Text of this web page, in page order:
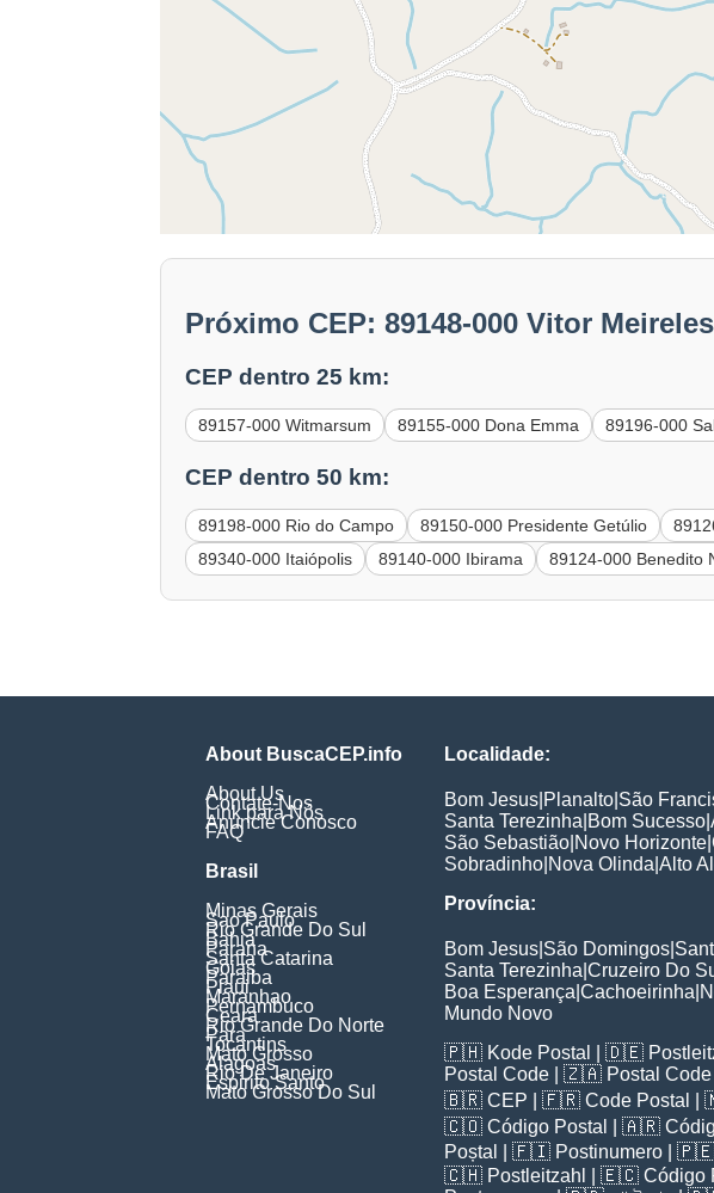
Próximo CEP: 89148-000 Vitor Meireles
CEP dentro 25 km:
89157-000 Witmarsum 89155-000 Dona Emma 89196-000
CEP dentro 50 km:
89198-000 Rio do Campo 89150-000 Presidente Getúlio
89340-000 Itaiópolis
89140-000 Ibirama 89124-000 Benedito
About BuscaCEP.info
About Us
Contate-Nos
Link para Nós
Anuncie Conosco
FAQ
Brasil
Minas Gerais
Sao Paulo
Rio Grande Do Sul
Bahia
Parana
Santa Catarina
Goias
Paraiba
Piaui
Maranhao
Pernambuco
Ceara
Rio Grande Do Norte
Para
Tocantins
Mato Grosso
Alagoas
Rio De Janeiro
Espirito Santo
Mato Grosso Do Sul
Localidade:
Bom Jesus Planalto São
Santa Terezinha Bom Sucesso
São Sebastião Novo Horizonte
Sobradinho Nova Olinda Alto
Província:
Bom Jesus São Domingos
Santa Terezinha Cruzeiro Do
Boa Esperança Cachoeirinha
Mundo Novo
🇵🇭 Kode Postal | 🇩🇪
Postal Code | 🇿🇦 Postal Code
🇧🇷 CEP | 🇫🇷 Code Postal |
🇨🇴 Código Postal | 🇦🇷
Poștal
| 🇫🇮 Postinumero | 🇵🇪
🇨🇭 Postleitzahl | 🇪🇨 Código